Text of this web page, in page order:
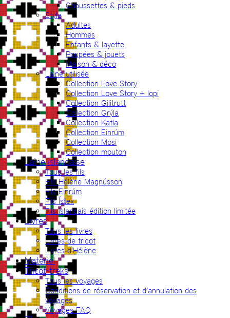
Chaussettes & pieds
Style
Adultes
Hommes
Enfants & layette
Poupées & jouets
Maison & déco
Laine utilisée
Collection Love Story
Collection Love Story + lopi
Collection Gilitrutt
Collection Grýla
Collection Katla
Collection Einrúm
Collection Mosi
Collection mouton
Laine islandaise
Tous les fils
Fils Hélène Magnússon
Fils Einrúm
Fils Ístex
Fils islandais édition limitée
Livres
Tous les livres
Livres de tricot
Livres d’Hélène
Matériel
Tricot-treks
Tous les voyages
Conditions de réservation et d’annulation des
voyages
Voyages FAQ